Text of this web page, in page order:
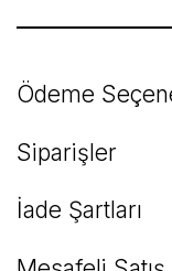
Ödeme
Siparişler
İade Şartları